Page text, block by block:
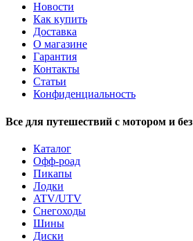
Новости
Как купить
Доставка
О магазине
Гарантия
Контакты
Статьи
Конфиденциальность
Все для путешествий с мотором и без
Каталог
Офф-роад
Пикапы
Лодки
ATV/UTV
Снегоходы
Шины
Диски